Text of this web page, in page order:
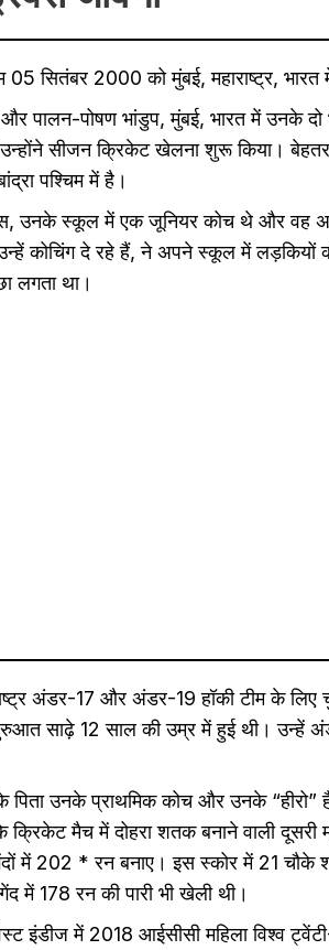
05 सितंबर 2000 को मुंबई, महाराष्ट्र,
और पालन-पोषण भांडुप, मुंबई, भारत में उनके
सीजन क्रिकेट खेलना शुरू किया।
पश्चिम में है।
उनके स्कूल में एक जूनियर कोच थे और वह
कोचिंग दे रहे हैं, ने अपने स्कूल में लड़कियों
लगता था।
अंडर-17 और अंडर-19 हॉकी टीम के
साढ़े 12 साल की उम्र में हुई थी। उन्हें
पिता उनके प्राथमिक कोच और उनके
क्रिकेट मैच में दोहरा शतक बनाने वाली
में 202 * रन बनाए। इस स्कोर में 21
में 178 रन की पारी भी खेली थी।
इंडीज में 2018 आईसीसी महिला विश्व ट्वेंटी-